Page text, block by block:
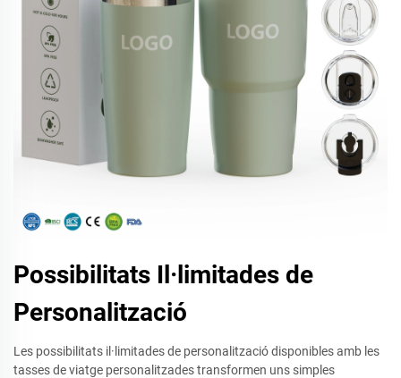
Possibilitats Il·limitades de
Personalització
Les possibilitats il·limitades de personalització disponibles amb les
tasses de viatge personalitzades transformen uns simples